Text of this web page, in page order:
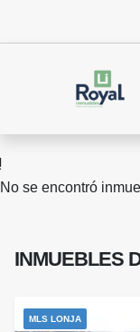
No se encontró
INMUEBLES
MLS LONJA